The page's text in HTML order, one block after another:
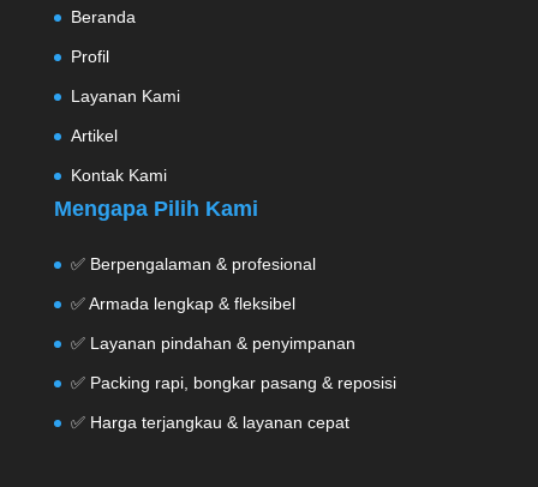
Beranda
Profil
Layanan Kami
Artikel
Kontak Kami
Mengapa Pilih Kami
✅ Berpengalaman & profesional
✅ Armada lengkap & fleksibel
✅ Layanan pindahan & penyimpanan
✅ Packing rapi, bongkar pasang & reposisi
✅ Harga terjangkau & layanan cepat